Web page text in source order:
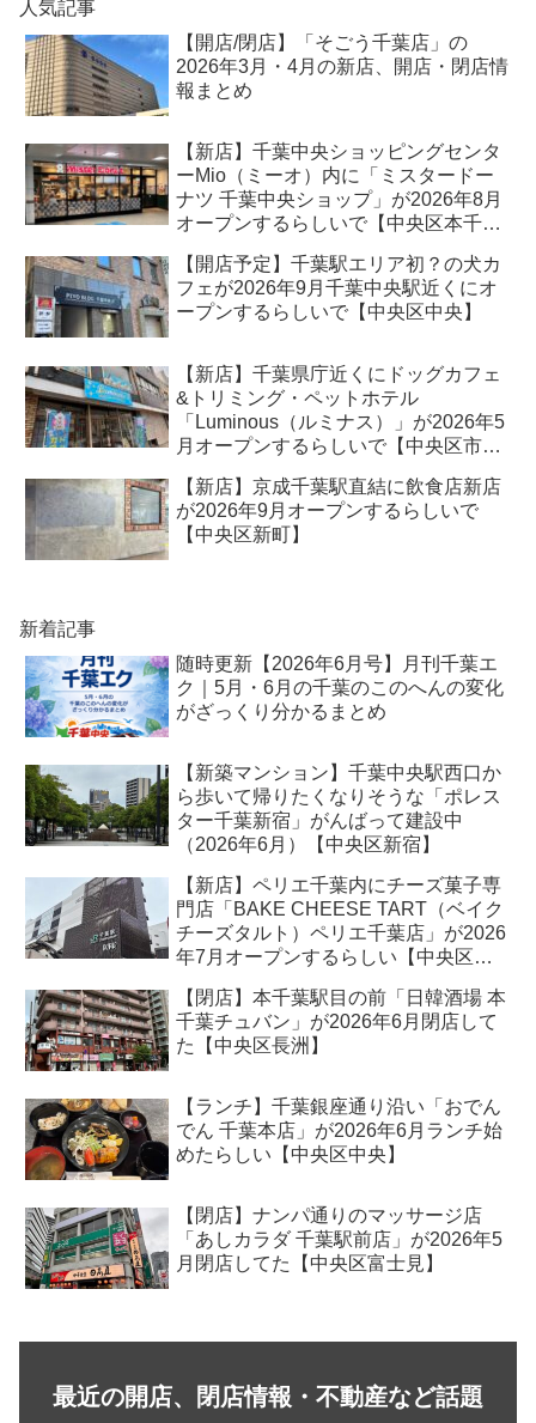
人気記事
【開店/閉店】「そごう千葉店」の
2026年3月・4月の新店、開店・閉店情
報まとめ
【新店】千葉中央ショッピングセンタ
ーMio（ミーオ）内に「ミスタードー
ナツ 千葉中央ショップ」が2026年8月
オープンするらしいで【中央区本千葉
【開店予定】千葉駅エリア初？の犬カ
フェが2026年9月千葉中央駅近くにオ
ープンするらしいで【中央区中央】
【新店】千葉県庁近くにドッグカフェ
&トリミング・ペットホテル
「Luminous（ルミナス）」が2026年5
月オープンするらしいで【中央区市場
【新店】京成千葉駅直結に飲食店新店
が2026年9月オープンするらしいで
【中央区新町】
新着記事
随時更新【2026年6月号】月刊千葉エ
ク｜5月・6月の千葉のこのへんの変化
がざっくり分かるまとめ
【新築マンション】千葉中央駅西口か
ら歩いて帰りたくなりそうな「ポレス
ター千葉新宿」がんばって建設中
（2026年6月）【中央区新宿】
【新店】ペリエ千葉内にチーズ菓子専
門店「BAKE CHEESE TART（ベイク
チーズタルト）ペリエ千葉店」が2026
年7月オープンするらしい【中央区新
【閉店】本千葉駅目の前「日韓酒場 本
千葉チュバン」が2026年6月閉店して
た【中央区長洲】
【ランチ】千葉銀座通り沿い「おでん
でん 千葉本店」が2026年6月ランチ始
めたらしい【中央区中央】
【閉店】ナンパ通りのマッサージ店
「あしカラダ 千葉駅前店」が2026年5
月閉店してた【中央区富士見】
最近の開店、閉店情報・不動産など話題